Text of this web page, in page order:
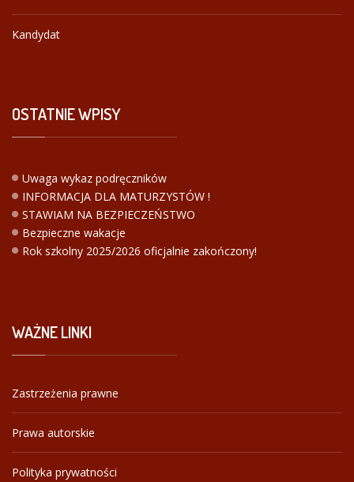
Kandydat
OSTATNIEWPISY
Uwaga wykaz podręczników
INFORMACJA DLA MATURZYSTÓW !
STAWIAM NA BEZPIECZEŃSTWO
Bezpieczne wakacje
Rok szkolny 2025/2026 oficjalnie zakończony!
WAŻNELINKI
Zastrzeżenia prawne
Prawa autorskie
Polityka prywatności